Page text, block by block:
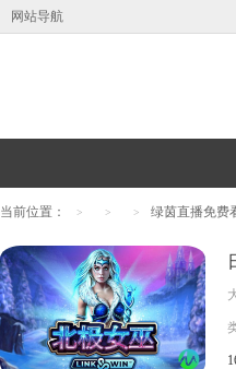
网站导航
当前位置： > > > 绿茵直播免费